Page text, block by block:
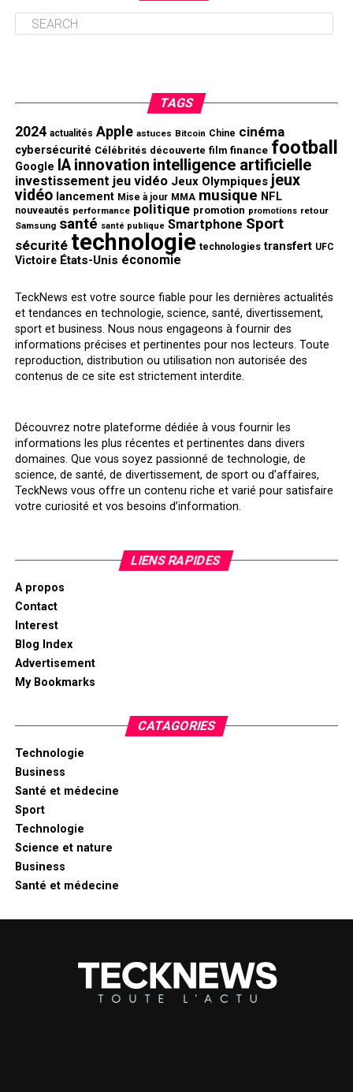
TAGS
2024 actualités Apple astuces Bitcoin Chine cinéma
cybersécurité Célébrités découverte film finance football
Google IA innovation intelligence artificielle
investissement jeu vidéo Jeux Olympiques jeux
vidéo lancement Mise à jour MMA musique NFL
nouveautés performance politique promotion promotions retour
Samsung santé santé publique Smartphone Sport
sécurité technologie technologies transfert UFC
Victoire États-Unis économie
TeckNews est votre source fiable pour les dernières actualités
et tendances en technologie, science, santé, divertissement,
sport et business. Nous nous engageons à fournir des
informations précises et pertinentes pour nos lecteurs. Toute
reproduction, distribution ou utilisation non autorisée des
contenus de ce site est strictement interdite.
Découvrez notre plateforme dédiée à vous fournir les
informations les plus récentes et pertinentes dans divers
domaines. Que vous soyez passionné de technologie, de
science, de santé, de divertissement, de sport ou d’affaires,
TeckNews vous offre un contenu riche et varié pour satisfaire
votre curiosité et vos besoins d’information.
LIENS RAPIDES
A propos
Contact
Interest
Blog Index
Advertisement
My Bookmarks
CATAGORIES
Technologie
Business
Santé et médecine
Sport
Technologie
Science et nature
Business
Santé et médecine